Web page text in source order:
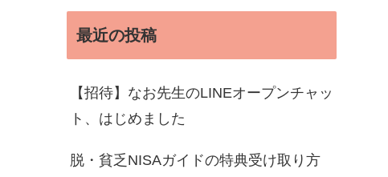
最近の投稿
【招待】なお先生のLINEオープンチャッ
ト、はじめました
脱・貧乏NISAガイドの特典受け取り方